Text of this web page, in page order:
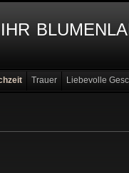
Trauer Liebevolle